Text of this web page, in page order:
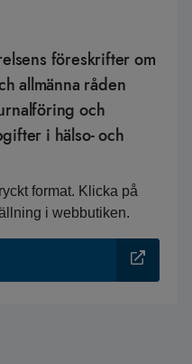
föreskrifter om
allmänna råden
och
i hälso- och
format. Klicka på
i webbutiken.